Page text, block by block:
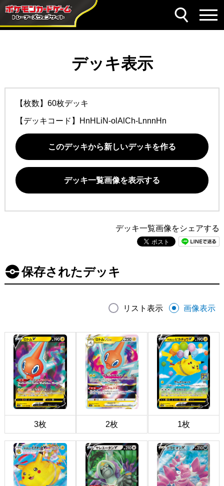
デッキ表示
【枚数】60枚デッキ
【デッキコード】 HnHLiN-olAlCh-LnnnHn
このデッキから新しいデッキを作る
デッキ一覧画像を表示する
デッキ一覧画像をシェアする
保存されたデッキ
リスト表示 画像表示
3枚 2枚 1枚